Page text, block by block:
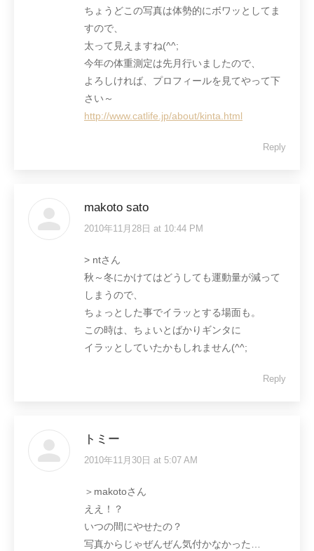
ちょうどこの写真は体勢的にボワッとしてま
すので、
太って見えますね(^^;
今年の体重測定は先月行いましたので、
よろしければ、プロフィールを見てやって下
さい～
http://www.catlife.jp/about/kinta.html
Reply
makoto sato
says:
2010年11月28日 at 10:44 PM
> ntさん
秋～冬にかけてはどうしても運動量が減って
しまうので、
ちょっとした事でイラッとする場面も。
この時は、ちょいとばかりギンタに
イラッとしていたかもしれません(^^;
Reply
トミー
says:
2010年11月30日 at 5:07 AM
＞makotoさん
ええ！？
いつの間にやせたの？
写真からじゃぜんぜん気付かなかった…